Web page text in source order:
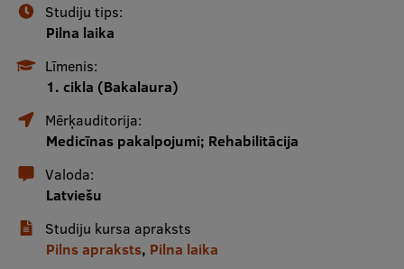
Rezidentūra
Uzņemšana
Praktiska informācija
Par RSU
Studentu dzīve
Studiju tips:
Pilna laika
Līmenis:
1. cikla (Bakalaura)
Mērķauditorija:
Medicīnas pakalpojumi; Rehabilitācija
Valoda:
Latviešu
Studiju kursa apraksts
Pilns apraksts, Pilna laika